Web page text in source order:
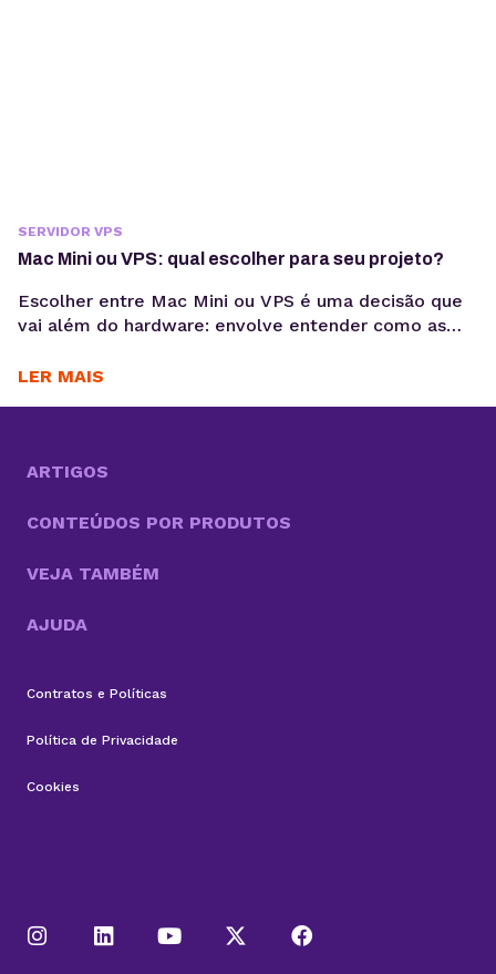
SERVIDOR VPS
Mac Mini ou VPS: qual escolher para seu projeto?
Escolher entre Mac Mini ou VPS é uma decisão que
vai além do hardware: envolve entender como as
ao longo do tempo. Quando for desenvolver o seu
LER MAIS
ARTIGOS
CONTEÚDOS POR PRODUTOS
VEJA TAMBÉM
AJUDA
Contratos e Políticas
Política de Privacidade
Cookies